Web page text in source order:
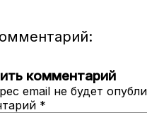
комментарий
email не будет
*